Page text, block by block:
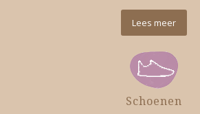
Lees meer
Schoenen